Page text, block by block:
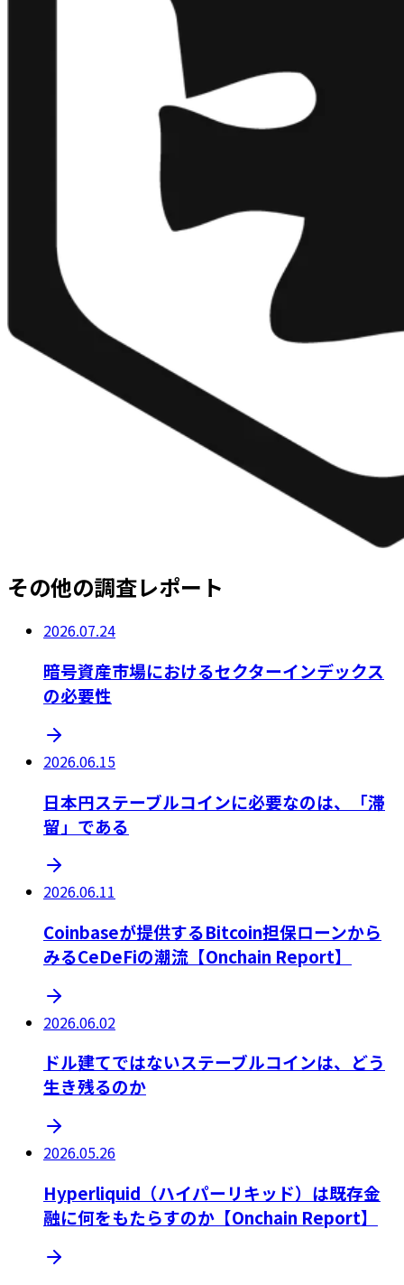
その他の調査レポート
2026.07.24
暗号資産市場におけるセクターインデックス
の必要性
2026.06.15
日本円ステーブルコインに必要なのは、「滞
留」である
2026.06.11
Coinbaseが提供するBitcoin担保ローンから
みるCeDeFiの潮流【Onchain Report】
2026.06.02
ドル建てではないステーブルコインは、どう
生き残るのか
2026.05.26
Hyperliquid（ハイパーリキッド）は既存金
融に何をもたらすのか【Onchain Report】